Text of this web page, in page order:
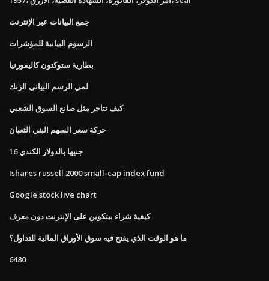
جمع البيانات عبر الإنترنت
الرسوم البيانية للمؤشرات
بطارية ستوكتون كاليفورنيا
لمي الرسم البياني الزنك
كيف تتاجر مثل صانع السوق الشعبي
حركة سعر السهم البني الثعبان
16 جنيها بالدولار الكندي
Ishares russell 2000 small-cap index fund
Google stock live chart
كيفية شراء بيتكوين على الإنترنت دون معرف
ما هو الوقت الذي يفتح فيه سوق الأوراق المالية للتداول؟
6480